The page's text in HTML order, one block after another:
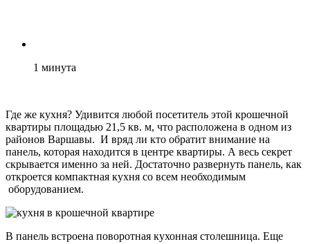
1 минута
Где же кухня? Удивится любой посетитель этой крошечной
квартиры площадью 21,5 кв. м, что расположена в одном из
районов Варшавы. И вряд ли кто обратит внимание на
панель, которая находится в центре квартиры. А весь секрет
скрывается именно за ней. Достаточно развернуть панель, как
откроется компактная кухня со всем необходимым
оборудованием.
В панель встроена поворотная кухонная столешница. Еще